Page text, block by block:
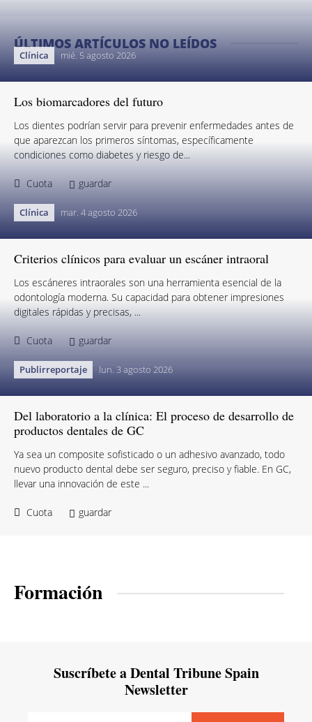
ÚLTIMOS ARTÍCULOS NO LEÍDOS
Clínica mié. 5 agosto 2026
Los biomarcadores del futuro
Los dientes podrían servir para prevenir enfermedades antes de
que aparezcan los primeros síntomas, específicamente
condiciones como diabetes y riesgo de...
Cuota guardar
Clínica mar. 4 agosto 2026
Criterios clínicos para evaluar un escáner intraoral
Los escáneres intraorales son una herramienta esencial de la
odontología moderna. Su capacidad para obtener impresiones
digitales rápidas y precisas, ...
Cuota guardar
Publirreportaje lun. 3 agosto 2026
Del laboratorio a la clínica: El proceso de desarrollo de
productos dentales de GC
Ya sea un composite sofisticado o un adhesivo avanzado, todo
nuevo producto dental debe ser seguro, preciso y fiable. En GC,
llevar una innovación de este ...
Cuota guardar
Formación
Suscríbete a Dental Tribune Spain
Newsletter